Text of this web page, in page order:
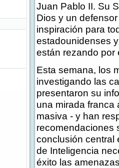
Juan Pablo II. Su
Dios y un
inspiración para
estadounidenses
están rezando por
Esta semana, los
investigando las
presentaron su
una mirada franca
masiva - y han
recomendaciones
conclusión central
de Inteligencia
éxito las